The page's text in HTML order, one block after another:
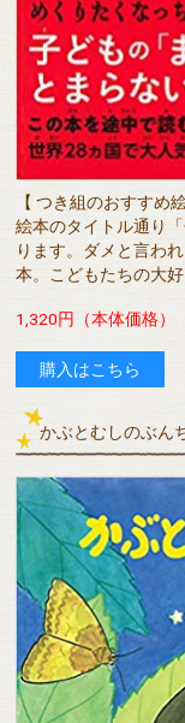
【 つき組のおすすめ絵
絵本のタイトル通り
ります。ダメと言わ
本。こどもたちの大好
1,320円（本体価格）
購入はこちら
かぶとむしのぶん